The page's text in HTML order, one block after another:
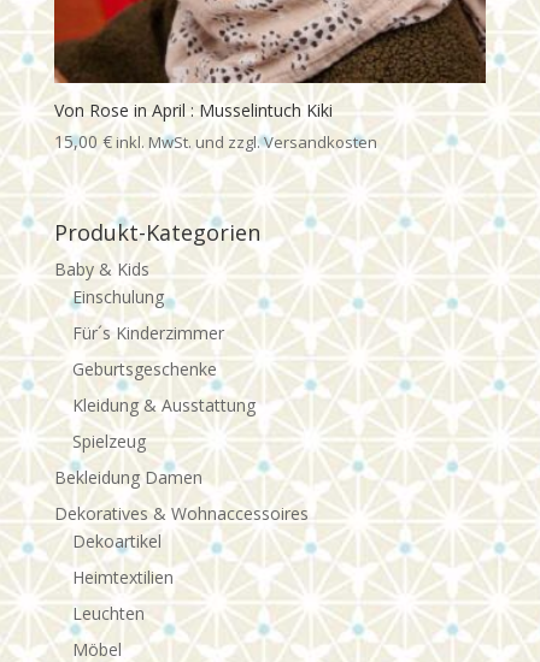
Von Rose in April : Musselintuch Kiki
15,00 €
Produkt-Kategorien
Baby & Kids
Einschulung
Für´s Kinderzimmer
Geburtsgeschenke
Kleidung & Ausstattung
Spielzeug
Bekleidung Damen
Dekoratives & Wohnaccessoires
Dekoartikel
Heimtextilien
Leuchten
Möbel